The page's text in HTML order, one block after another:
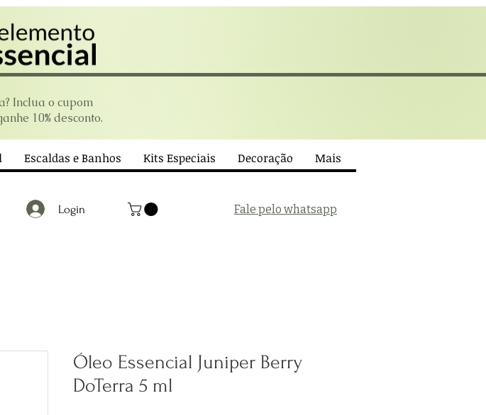
Inclua o cupom
10% desconto.
Escaldas e Banhos Kits Especiais Decoração Mais
Login Fale pelo whatsapp
Óleo Essencial Juniper Berry
DoTerra 5 ml